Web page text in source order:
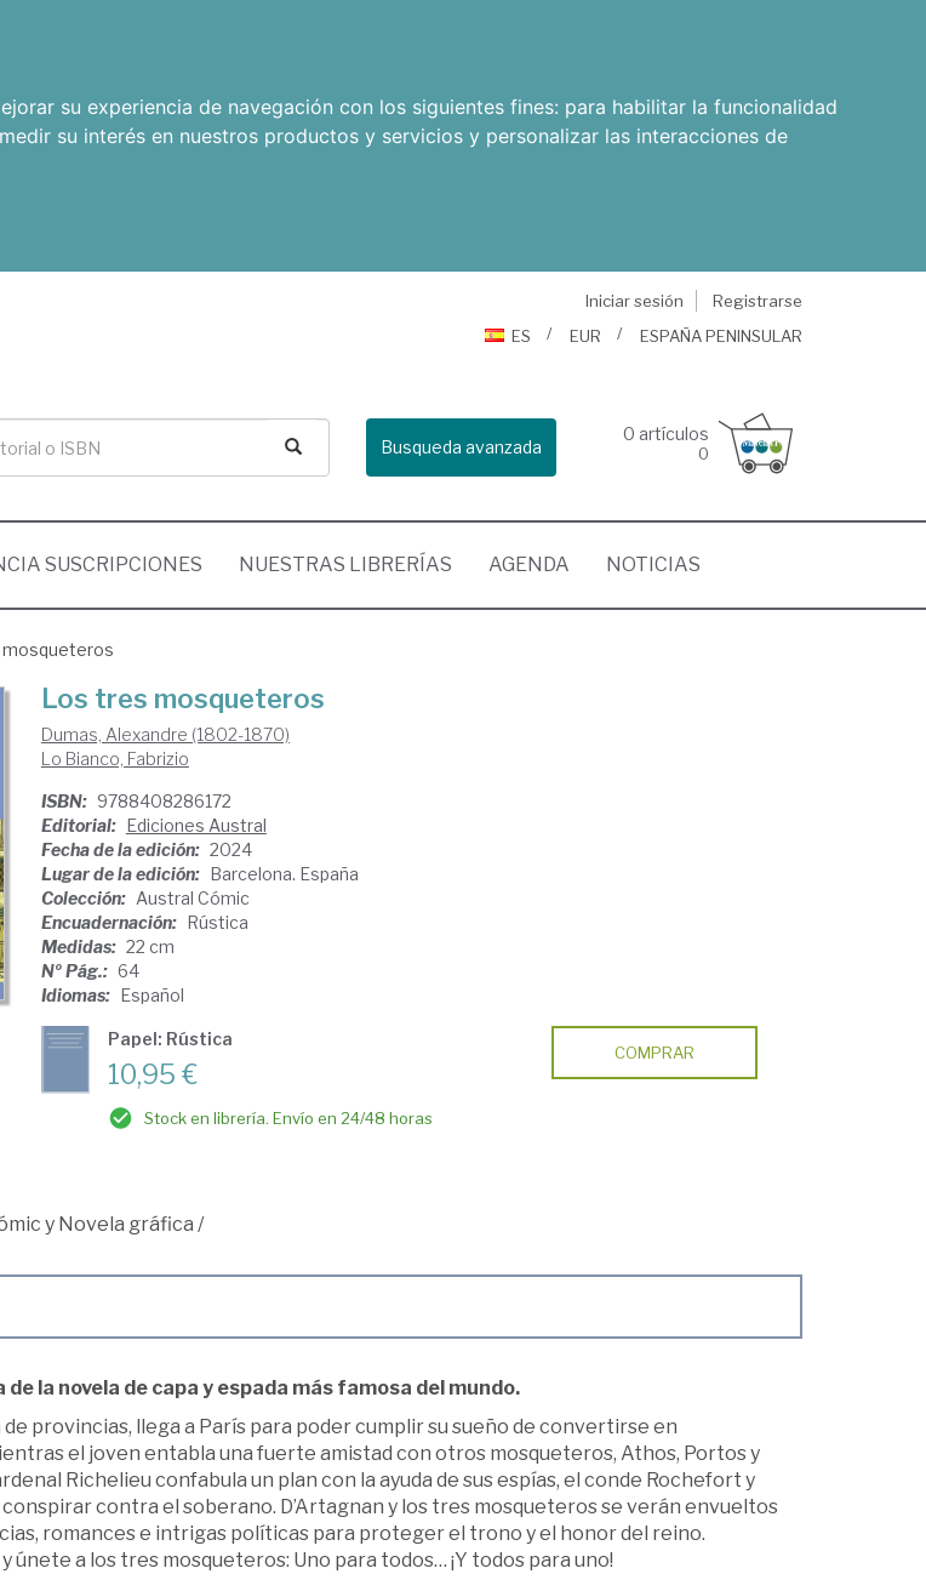
su experiencia de navegación con los siguientes fines: para habilitar la funcionalidad
medir su interés en nuestros productos y servicios y personalizar las interacciones de
Iniciar sesión
Registrarse
ES
EUR ESPAÑA PENINSULAR
Busqueda avanzada
0 artículos
0
SUSCRIPCIONES NUESTRAS LIBRERÍAS AGENDA NOTICIAS
Los tres mosqueteros
Dumas, Alexandre (1802-1870)
Lo Bianco, Fabrizio
ISBN: 9788408286172
Editorial: Ediciones Austral
Fecha de la edición: 2024
Lugar de la edición: Barcelona. España
Colección: Austral Cómic
Encuadernación: Rústica
Medidas: 22 cm
Nº Pág.: 64
Idiomas: Español
Papel: Rústica
10,95 €
Stock en librería. Envío en 24/48 horas
COMPRAR
y Novela gráfica /
la novela de capa y espada más famosa del mundo.
provincias, llega a París para poder cumplir su sueño de convertirse en
el joven entabla una fuerte amistad con otros mosqueteros, Athos, Portos y
Richelieu confabula un plan con la ayuda de sus espías, el conde Rochefort y
contra el soberano. D’Artagnan y los tres mosqueteros se verán envueltos
romances e intrigas políticas para proteger el trono y el honor del reino.
únete a los tres mosqueteros: Uno para todos… ¡Y todos para uno!